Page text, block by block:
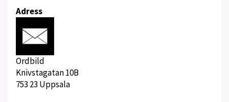
Adress
Ordbild
Knivstagatan 10B
753 23 Uppsala